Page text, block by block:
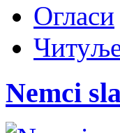
Огласи
Nemci